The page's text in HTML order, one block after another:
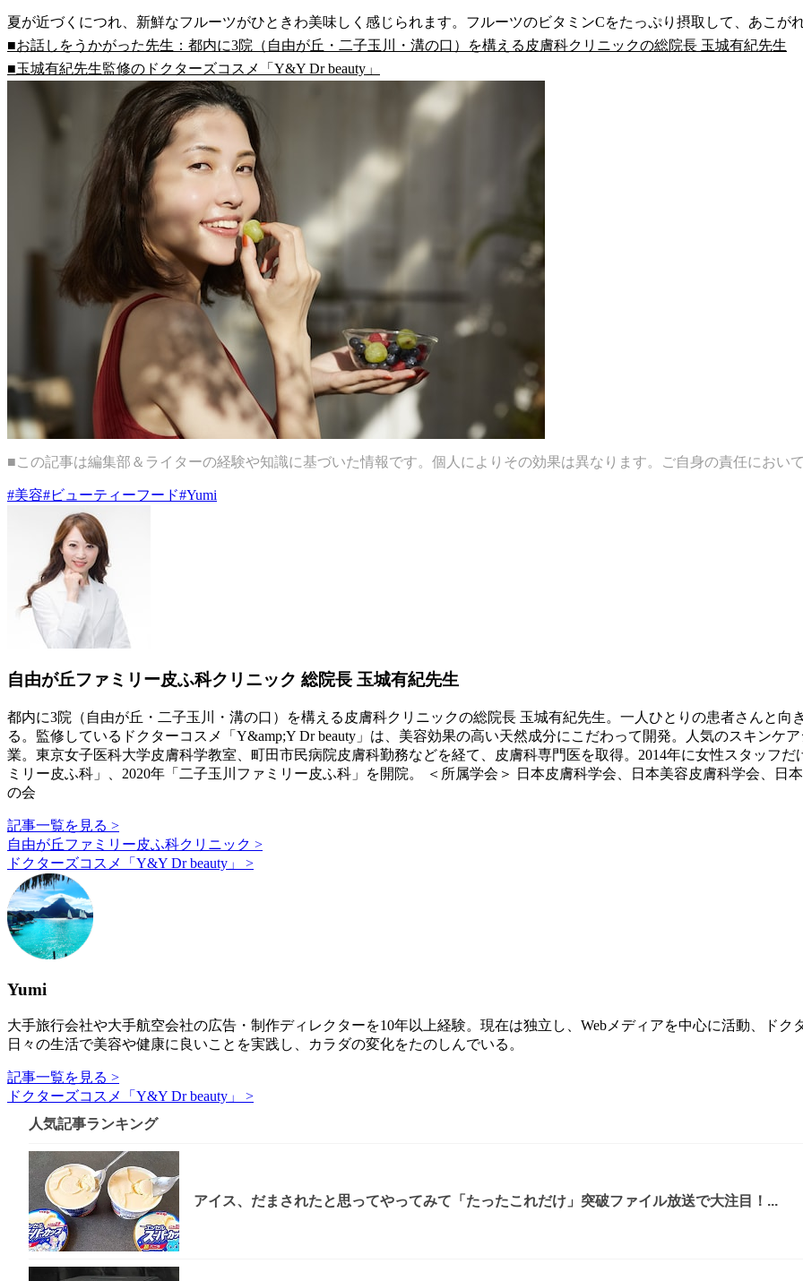
夏が近づくにつれ、新鮮なフルーツがひときわ美味しく感じられます。フルーツのビタミンCをたっぷり摂取して、あこが
■お話しをうかがった先生：都内に3院（自由が丘・二子玉川・溝の口）を構える皮膚科クリニックの総院長 玉城有紀先生
■玉城有紀先生監修のドクターズコスメ「Y&Y Dr beauty」
■この記事は編集部＆ライターの経験や知識に基づいた情報です。個人によりその効果は異なります。ご自身の責任におい
#美容#ビューティーフード#Yumi
自由が丘ファミリー皮ふ科クリニック 総院長 玉城有紀先生
都内に3院（自由が丘・二子玉川・溝の口）を構える皮膚科クリニックの総院長 玉城有紀先生。一人ひとりの患者さんと
る。監修しているドクターコスメ「Y&amp;Y Dr beauty」は、美容効果の高い天然成分にこだわって開発。人気のスキンケ
業。東京女子医科大学皮膚科学教室、町田市民病院皮膚科勤務などを経て、皮膚科専門医を取得。2014年に女性スタッフ
ミリー皮ふ科」、2020年「二子玉川ファミリー皮ふ科」を開院。 ＜所属学会＞ 日本皮膚科学会、日本美容皮膚科学会、日
の会
記事一覧を見る >
自由が丘ファミリー皮ふ科クリニック >
ドクターズコスメ「Y&Y Dr beauty」 >
Yumi
大手旅行会社や大手航空会社の広告・制作ディレクターを10年以上経験。現在は独立し、Webメディアを中心に活動、ドク
日々の生活で美容や健康に良いことを実践し、カラダの変化をたのしんでいる。
記事一覧を見る >
ドクターズコスメ「Y&Y Dr beauty」 >
人気記事ランキング
アイス、だまされたと思ってやってみて「たったこれだけ」突破ファイル放送で大注目！...